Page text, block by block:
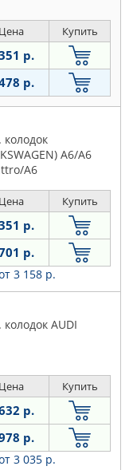
Цена Купить
р.
р.
колодок
A6/A6
A6
4Motion/Passat
CC
Passat Variant
Sharan/Tiguan
Цена Купить
р.
р.
3 158 р.
AUDI
Цена Купить
р.
р.
3 035 р.